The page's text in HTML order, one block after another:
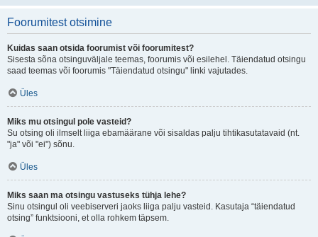
Foorumitest otsimine
Kuidas saan otsida foorumist või foorumitest?
Sisesta sõna otsinguväljale teemas, foorumis või esilehel. Täiendatud otsingu
saad teemas või foorumis "Täiendatud otsingu" linki vajutades.
Üles
Miks mu otsingul pole vasteid?
Su otsing oli ilmselt liiga ebamäärane või sisaldas palju tihtikasutatavaid (nt.
"ja" või "ei") sõnu.
Üles
Miks saan ma otsingu vastuseks tühja lehe?
Sinu otsingul oli veebiserveri jaoks liiga palju vasteid. Kasutaja “täiendatud
otsing” funktsiooni, et olla rohkem täpsem.